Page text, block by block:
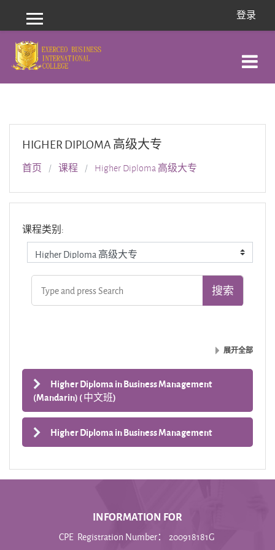
停靠面板 登录
HIGHER DIPLOMA 高级大专
首页 课程 Higher Diploma 高级大专
课程类别:
展开全部
Higher Diploma in Business Management
(Mandarin) ( 中文班)
Higher Diploma in Business Management
INFORMATION FOR
CPE Registration Number： 200918181G